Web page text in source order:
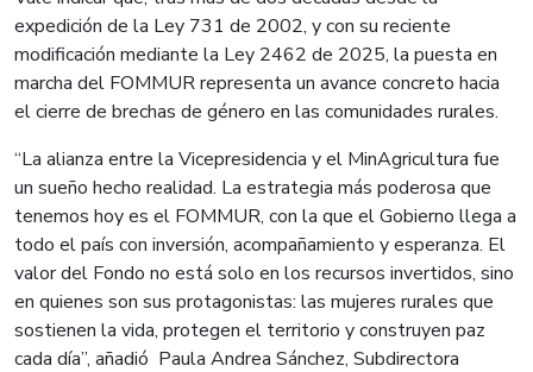
expedición de la Ley 731 de 2002, y con su reciente
modificación mediante la Ley 2462 de 2025, la puesta en
marcha del FOMMUR representa un avance concreto hacia
el cierre de brechas de género en las comunidades rurales.
“La alianza entre la Vicepresidencia y el MinAgricultura fue
un sueño hecho realidad. La estrategia más poderosa que
tenemos hoy es el FOMMUR, con la que el Gobierno llega a
todo el país con inversión, acompañamiento y esperanza. El
valor del Fondo no está solo en los recursos invertidos, sino
en quienes son sus protagonistas: las mujeres rurales que
sostienen la vida, protegen el territorio y construyen paz
cada día”, añadió Paula Andrea Sánchez, Subdirectora